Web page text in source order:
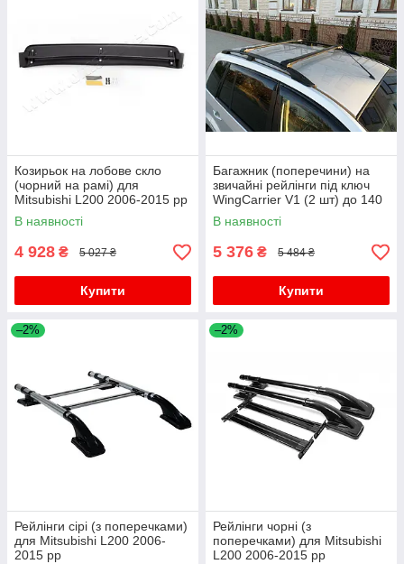
Козирьок на лобове скло
(чорний на рамі) для
Mitsubishi L200 2006-2015 рр
В наявності
4 928 ₴ 5 027 ₴
Купити
Багажник (поперечини) на
звичайні рейлінги під ключ
WingCarrier V1 (2 шт) до 140
см, чорний для Mitsubishi
L200 2006-2015 рр
В наявності
5 376 ₴ 5 484 ₴
Купити
–2%
Рейлінги сірі (з поперечками)
для Mitsubishi L200 2006-
2015 рр
–2%
Рейлінги чорні (з
поперечками) для Mitsubishi
L200 2006-2015 рр